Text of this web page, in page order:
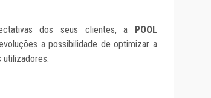
dos seus clientes, a
POOL
a possibilidade de optimizar a